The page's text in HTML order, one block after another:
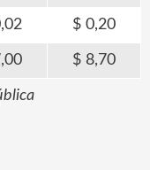
0,20
8,70